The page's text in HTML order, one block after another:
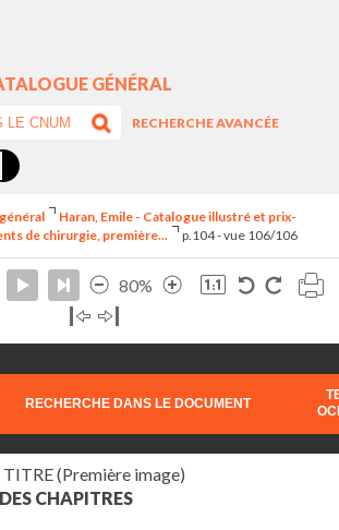
GÉNÉRAL
RECHERCHE AVANCÉE
Haran, Emile - Catalogue illustré et prix-
de chirurgie, première...
p.104 - vue 106/106
80%
RECHERCHE DANS LE DOCUMENT
TITRE (Première image)
CHAPITRES